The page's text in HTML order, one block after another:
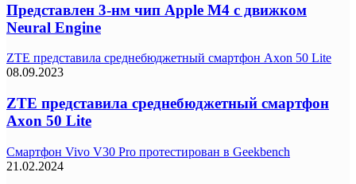
Представлен 3-нм чип Apple M4 с движком
Neural Engine
ZTE представила среднебюджетный смартфон Axon 50 Lite
08.09.2023
ZTE представила среднебюджетный смартфон
Axon 50 Lite
Смартфон Vivo V30 Pro протестирован в Geekbench
21.02.2024